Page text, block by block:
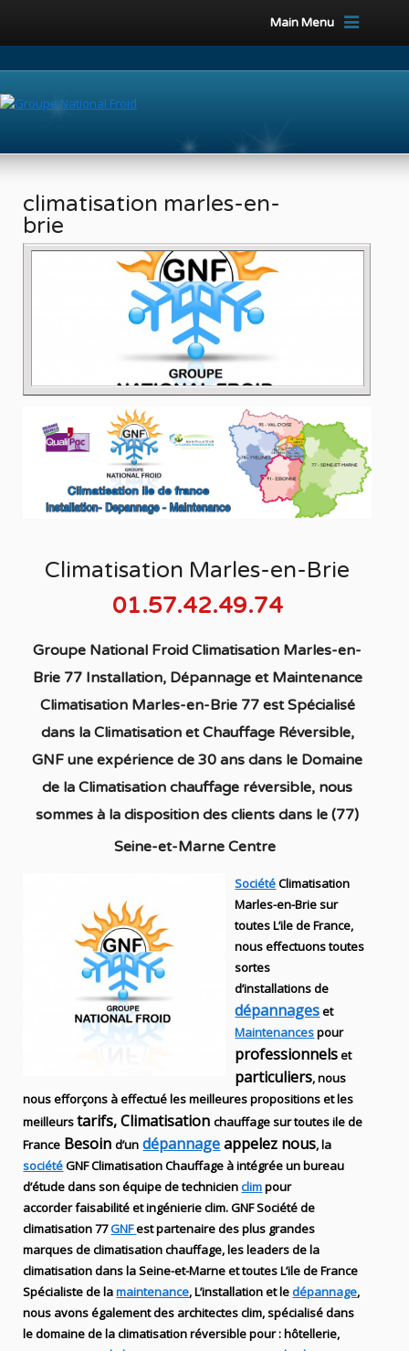
Main Menu
climatisation marles-en-
brie
Climatisation Marles-en-Brie
01.57.42.49.74
Groupe National Froid Climatisation Marles-en-
Brie 77 Installation, Dépannage et Maintenance
Climatisation Marles-en-Brie 77 est Spécialisé
dans la Climatisationet ChauffageRéversible,
GNF une expérience de 30 ans dans le Domaine
de la Climatisation chauffage réversible, nous
sommes à la disposition des clients dans le (77)
Seine-et-Marne Centre
SociétéClimatisation
Marles-en-Brie sur
toutes L’ile de France,
nous effectuons toutes
sortes
d’installationsde
dépannageset
Maintenancespour
professionnelset
particuliers, nous
nous efforçons à effectué les meilleures propositions et les
meilleurstarifs, Climatisationchauffage sur toutes ile de
France Besoind’un dépannageappelez nous, la
sociétéGNFClimatisation Chauffage à intégrée un bureau
d’étude dans son équipe de technicienclimpour
accorder faisabilité et ingénierieclim.GNFSociété de
climatisation 77GNFest partenaire des plus grandes
marques declimatisation chauffage, les leadersde la
climatisation dans la Seine-et-Marne et toutes L’ile de France
Spécialiste delamaintenance, L’installationet ledépannage,
nous avons également des architectes clim,spécialisé dans
le domaine de laclimatisation réversiblepour : hôtellerie,